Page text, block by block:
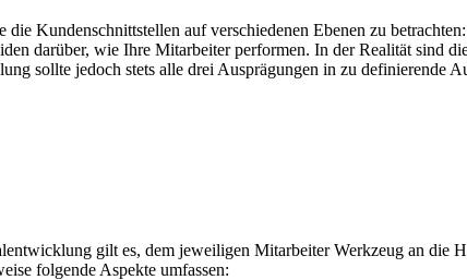
Kundenschnittstellen auf verschiedenen Ebenen zu
darüber, wie Ihre Mitarbeiter performen. In der Realität sind
sollte jedoch stets alle drei Ausprägungen in zu definierende
gilt es, dem jeweiligen Mitarbeiter Werkzeug an die
folgende Aspekte umfassen: